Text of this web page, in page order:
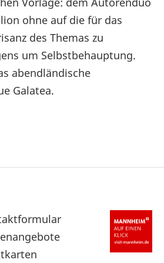
ohne auf die für das
des Themas zu
um Selbstbehauptung.
abendländische
Galatea.